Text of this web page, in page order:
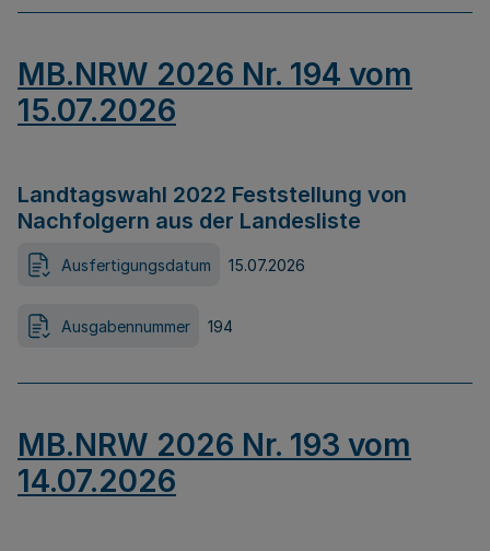
MB.NRW 2026 Nr. 194 vom
15.07.2026
Landtagswahl 2022 Feststellung von
Nachfolgern aus der Landesliste
Ausfertigungsdatum 15.07.2026
Ausgabennummer 194
MB.NRW 2026 Nr. 193 vom
14.07.2026